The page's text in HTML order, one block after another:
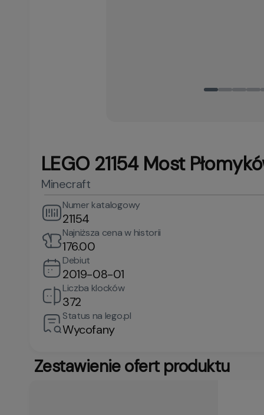
LEGO 21154 Most
Minecraft
Numer katalogowy
21154
Najniższa cena w historii
176.00
Debiut
2019-08-01
Liczba klocków
372
Status na lego.pl
Wycofany
Zestawienie ofert produktu